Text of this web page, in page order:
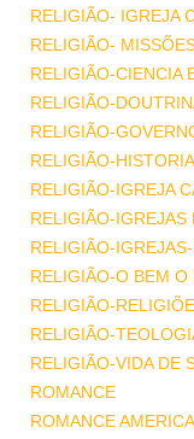
RELIGIÃO- IGREJA
RELIGIÃO-
RELIGIÃO-CIENCIA
RELIGIÃO-
RELIGIÃO-
RELIGIÃO-
RELIGIÃO-IGREJA
RELIGIÃO-IGREJAS
RELIGIÃO-
RELIGIÃO-O BEM O
RELIGIÃO-
RELIGIÃO-
RELIGIÃO-VIDA DE
ROMANCE
ROMANCE